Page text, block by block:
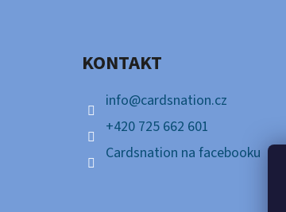
KONTAKT
info@cardsnation.cz
+420 725 662 601
Cardsnation na facebooku